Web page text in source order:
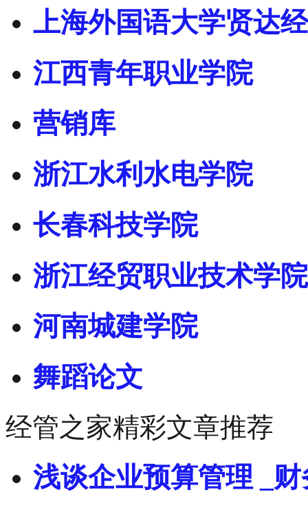
上海外国语大学贤达
江西青年职业学院
营销库
浙江水利水电学院
长春科技学院
浙江经贸职业技术学院
河南城建学院
舞蹈论文
经管之家精彩文章推荐
浅谈企业预算管理 _财